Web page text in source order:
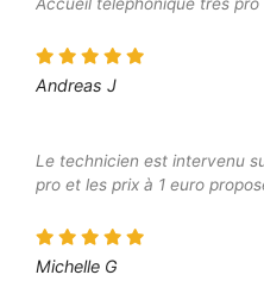
Andreas J
Le technicien est intervenu
pro et les prix à 1 euro
Michelle G